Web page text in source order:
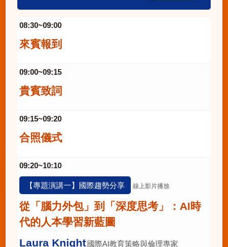
08:30~09:00
來賓報到
09:00~09:15
貴賓致詞
09:15~09:20
合照儀式
09:20~10:10
【專題演講一】國際趨勢分享 線上影片播放
從「腦力外包」到「深度思考」：AI時
代的人本學習新藍圖
國際AI教育策略與倫理專家
Laura Knight